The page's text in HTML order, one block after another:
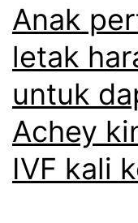
Anak
letak
untuk
Achey
IVF kali